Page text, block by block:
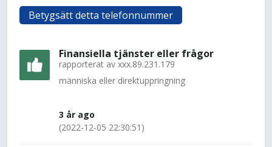
Betygsätt detta telefonnummer
Finansiella tjänster eller frågor
rapporterat av xxx.89.231.179
människa eller direktuppringning
3 år ago
(2022-12-05 22:30:51)